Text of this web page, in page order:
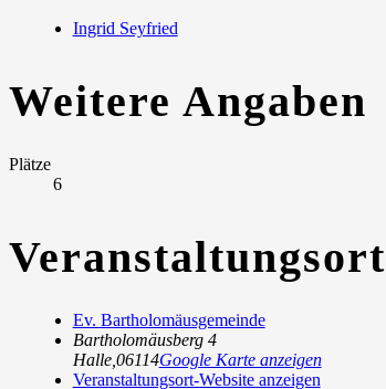
Ingrid Seyfried
Weitere Angaben
Plätze
6
Veranstaltungsort
Ev. Bartholomäusgemeinde
Bartholomäusberg 4
Halle, 06114Google Karte anzeigen
Veranstaltungsort-Website anzeigen